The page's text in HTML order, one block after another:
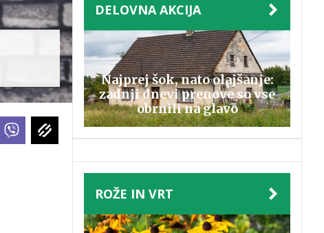
DELOVNA AKCIJA
Najprej šok, nato olajšanje:
zadnji dnevi prenove so vse
obrnili na glavo
ROŽE IN VRT